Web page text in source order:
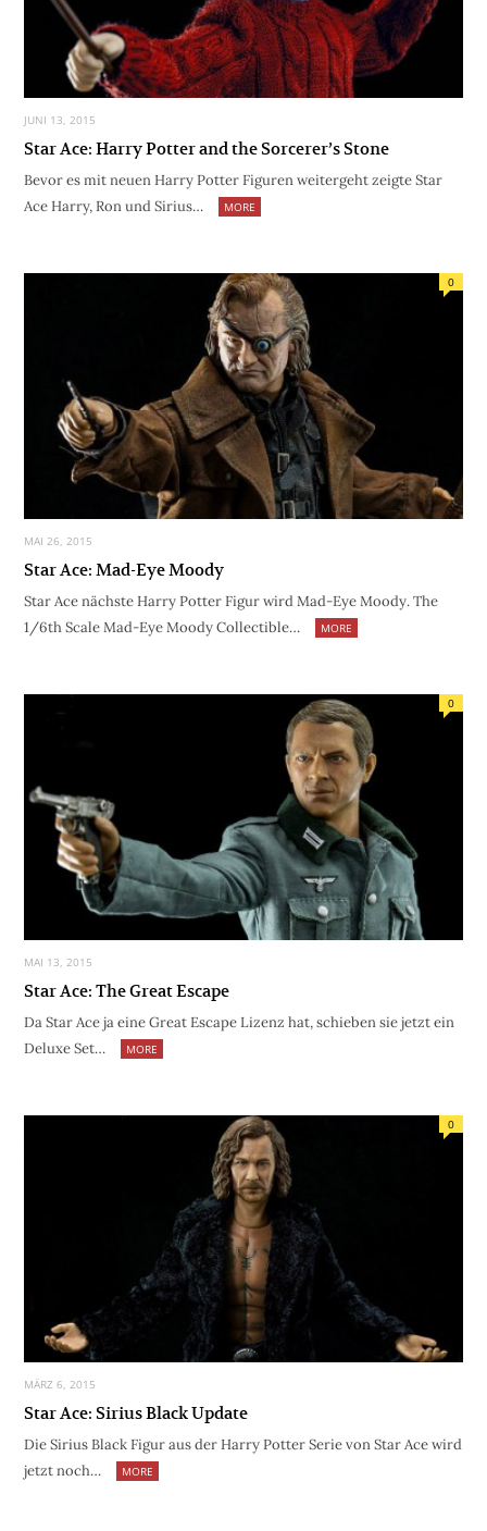
JUNI 13, 2015
Star Ace: Harry Potter and the Sorcerer’s Stone
Bevor es mit neuen Harry Potter Figuren weitergeht zeigte Star
Ace Harry, Ron und Sirius…
MORE
MAI 26, 2015
0
Star Ace: Mad-Eye Moody
Star Ace nächste Harry Potter Figur wird Mad-Eye Moody. The
1/6th Scale Mad-Eye Moody Collectible…
MORE
MAI 13, 2015
0
Star Ace: The Great Escape
Da Star Ace ja eine Great Escape Lizenz hat, schieben sie jetzt ein
Deluxe Set…
MORE
MÄRZ 6, 2015
0
Star Ace: Sirius Black Update
Die Sirius Black Figur aus der Harry Potter Serie von Star Ace wird
jetzt noch…
MORE